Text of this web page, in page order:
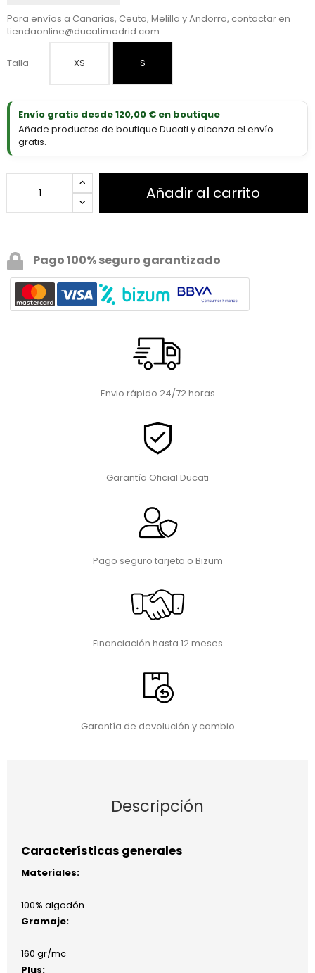
Para envíos a Canarias, Ceuta, Melilla y Andorra, contactar en
tiendaonline@ducatimadrid.com
Talla XS S
Envío gratis desde 120,00 € en boutique
Añade productos de boutique Ducati y alcanza el envío
gratis.
Añadir al carrito
Pago 100% seguro garantizado
Envio rápido 24/72 horas
Garantía Oficial Ducati
Pago seguro tarjeta o Bizum
Financiación hasta 12 meses
Garantía de devolución y cambio
Descripción
Características generales
Materiales:
100% algodón
Gramaje:
160 gr/mc
Plus: